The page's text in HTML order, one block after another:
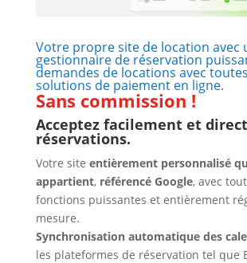
Votre propre site de location avec
gestionnaire de réservation
demandes de locations avec
solutions de paiement en ligne.
Sans commission !
Acceptez facilement et
réservations.
Votre site entièrement personnalisé
appartient, référencé Google, avec
fonctions puissantes et entièrement
mesure.
Synchronisation automatique des
les plateformes de réservation tel que